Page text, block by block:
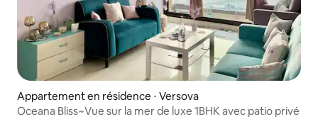
Appartement en résidence ⋅ Versova
Oceana Bliss~Vue sur la mer de luxe 1BHK avec patio privé